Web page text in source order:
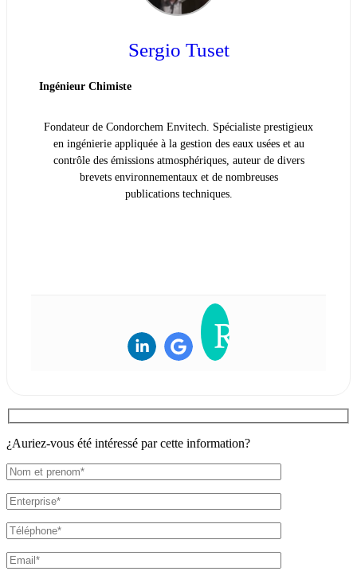
Sergio Tuset
Ingénieur Chimiste
Fondateur de Condorchem Envitech. Spécialiste prestigieux
en ingénierie appliquée à la gestion des eaux usées et au
contrôle des émissions atmosphériques, auteur de divers
brevets environnementaux et de nombreuses
publications techniques.
¿Auriez-vous été intéressé par cette information?